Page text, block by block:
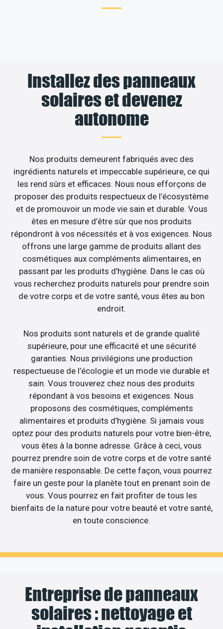
Installez des panneaux
solaires et devenez
autonome
Nos produits demeurent fabriqués avec des
ingrédients naturels et impeccable supérieure, ce qui
les rend sûrs et efficaces. Nous nous efforçons de
proposer des produits respectueux de l’écosystème
et de promouvoir un mode vie sain et durable. Vous
êtes en mesure d’être sûr que nos produits
répondront à vos nécessités et à vos exigences. Nous
offrons une large gamme de produits allant des
cosmétiques aux compléments alimentaires, en
passant par les produits d’hygiène. Dans le cas où
vous recherchez produits naturels pour prendre soin
de votre corps et de votre santé, vous êtes au bon
endroit.
Nos produits sont naturels et de grande qualité
supérieure, pour une efficacité et une sécurité
garanties. Nous privilégions une production
respectueuse de l’écologie et un mode vie durable et
sain. Vous trouverez chez nous des produits
répondant à vos besoins et exigences. Nous
proposons des cosmétiques, compléments
alimentaires et produits d’hygiène. Si jamais vous
optez pour des produits naturels pour votre bien-être,
vous êtes à la bonne adresse. Grâce à ceci, vous
pourrez prendre soin de votre corps et de votre santé
de manière responsable. De cette façon, vous pourrez
faire un geste pour la planète tout en prenant soin de
vous. Vous pourrez en fait profiter de tous les
bienfaits de la nature pour votre beauté et votre santé,
en toute conscience.
Entreprise de panneaux
solaires : nettoyage et